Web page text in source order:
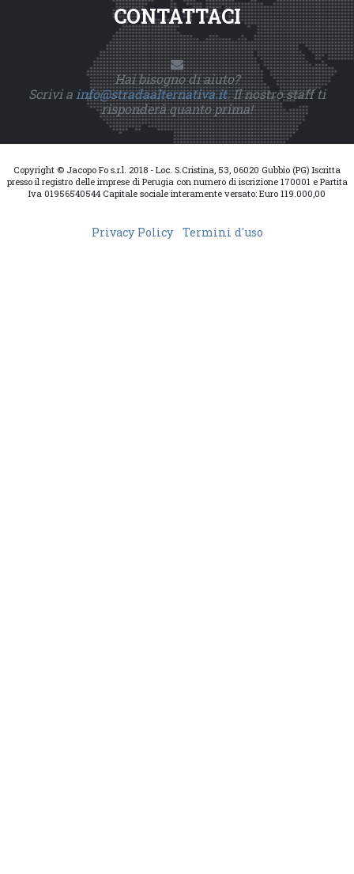
CONTATTACI
Hai bisogno di aiuto?
Scrivi ainfo@stradaalternativa.it. Il nostro staff ti
risponderà quanto prima!
Copyright © Jacopo Fo s.r.l. 2018 - Loc. S.Cristina, 53, 06020 Gubbio (PG) Iscritta
presso il registro delle imprese di Perugia con numero di iscrizione 170001 e Partita
Iva 01956540544 Capitale sociale interamente versato: Euro 119.000,00
Privacy Policy Termini d'uso